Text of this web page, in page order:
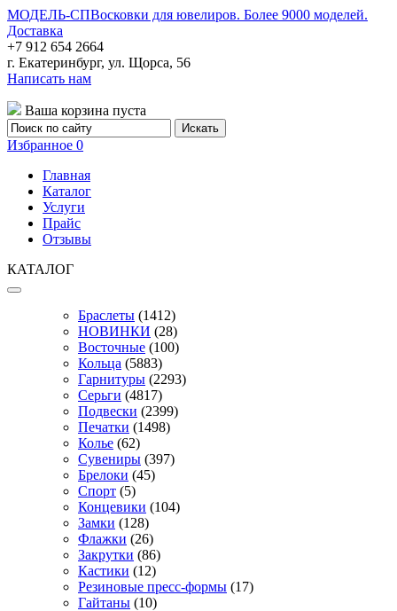
МОДЕЛЬ-СПВосковки для ювелиров. Более 9000 моделей.
Доставка
+7 912 654 2664
г. Екатеринбург, ул. Щорса, 56
Написать нам
Ваша корзина пуста
Избранное 0
Главная
Каталог
Услуги
Прайс
Отзывы
КАТАЛОГ
Браслеты (1412)
НОВИНКИ (28)
Восточные (100)
Кольца (5883)
Гарнитуры (2293)
Серьги (4817)
Подвески (2399)
Печатки (1498)
Колье (62)
Сувениры (397)
Брелоки (45)
Спорт (5)
Концевики (104)
Замки (128)
Флажки (26)
Закрутки (86)
Кастики (12)
Резиновые пресс-формы (17)
Гайтаны (10)